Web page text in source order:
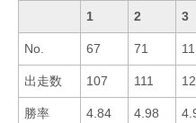
1 2 3
No. 67 71 11
出走数 107 111
勝率 4.84 4.98